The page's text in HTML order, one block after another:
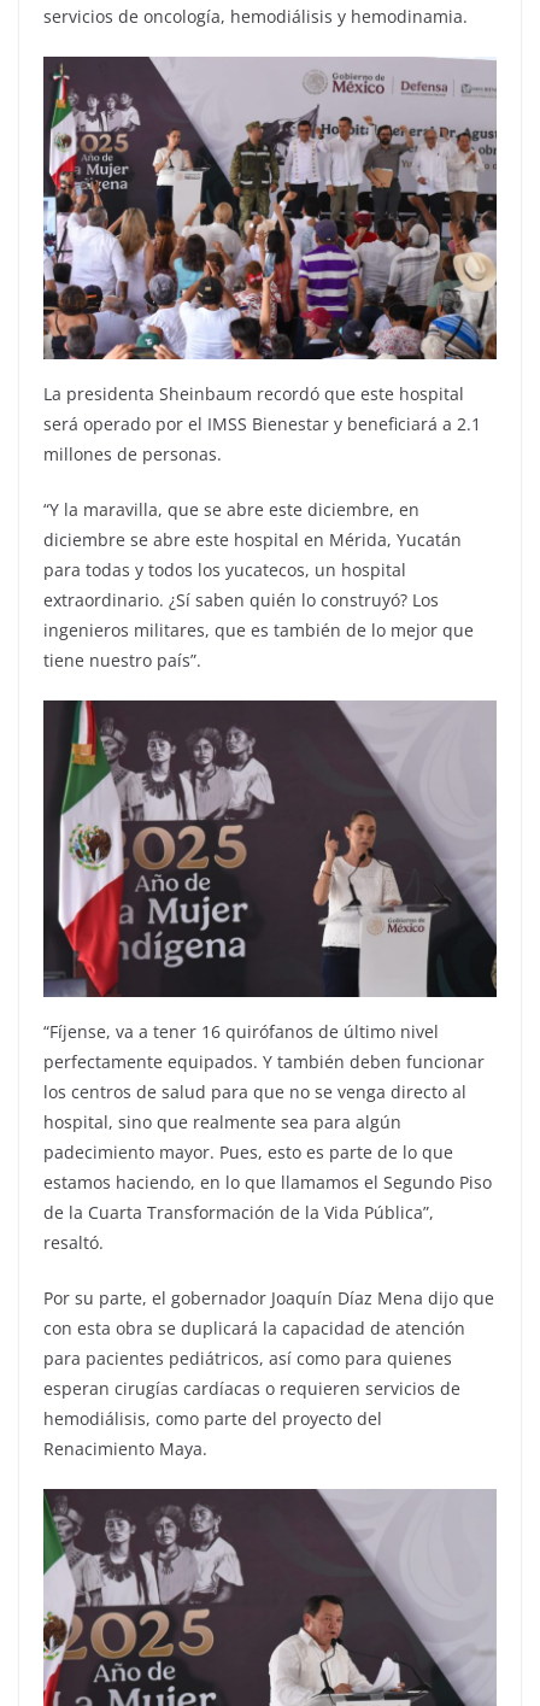
servicios de oncología, hemodiálisis y hemodinamia.
La presidenta Sheinbaum recordó que este hospital
será operado por el IMSS Bienestar y beneficiará a 2.1
millones de personas.
“Y la maravilla, que se abre este diciembre, en
diciembre se abre este hospital en Mérida, Yucatán
para todas y todos los yucatecos, un hospital
extraordinario. ¿Sí saben quién lo construyó? Los
ingenieros militares, que es también de lo mejor que
tiene nuestro país”.
“Fíjense, va a tener 16 quirófanos de último nivel
perfectamente equipados. Y también deben funcionar
los centros de salud para que no se venga directo al
hospital, sino que realmente sea para algún
padecimiento mayor. Pues, esto es parte de lo que
estamos haciendo, en lo que llamamos el Segundo Piso
de la Cuarta Transformación de la Vida Pública”,
resaltó.
Por su parte, el gobernador Joaquín Díaz Mena dijo que
con esta obra se duplicará la capacidad de atención
para pacientes pediátricos, así como para quienes
esperan cirugías cardíacas o requieren servicios de
hemodiálisis, como parte del proyecto del
Renacimiento Maya.